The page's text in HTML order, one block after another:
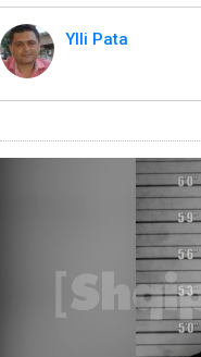
Ylli Pata